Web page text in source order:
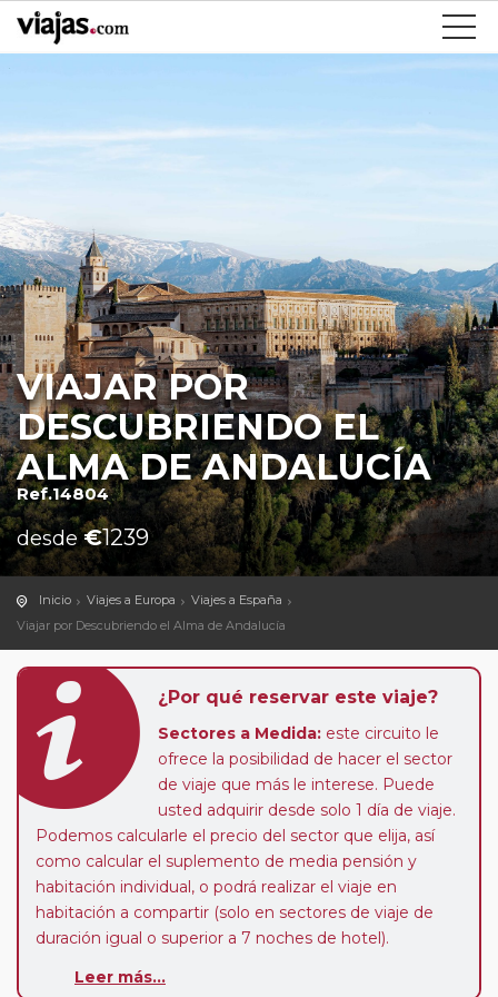
VIAJAR POR
DESCUBRIENDO EL
ALMA DE ANDALUCÍA
Ref.14804
desde€1239
Inicio Viajes a Europa
Viajes a España
Viajar por Descubriendo el Alma de Andalucía
¿Por qué reservar este viaje?
Sectores a Medida: este circuito le
ofrece la posibilidad de hacer el sector
de viaje que más le interese. Puede
usted adquirir desde solo 1 día de viaje.
Podemos calcularle el precio del sector que elija, así
como calcular el suplemento de media pensión y
habitación individual, o podrá realizar el viaje en
habitación a compartir (solo en sectores de viaje de
duración igual o superior a 7 noches de hotel).
de que usted pueda programar una o más paradas en
Leer más...